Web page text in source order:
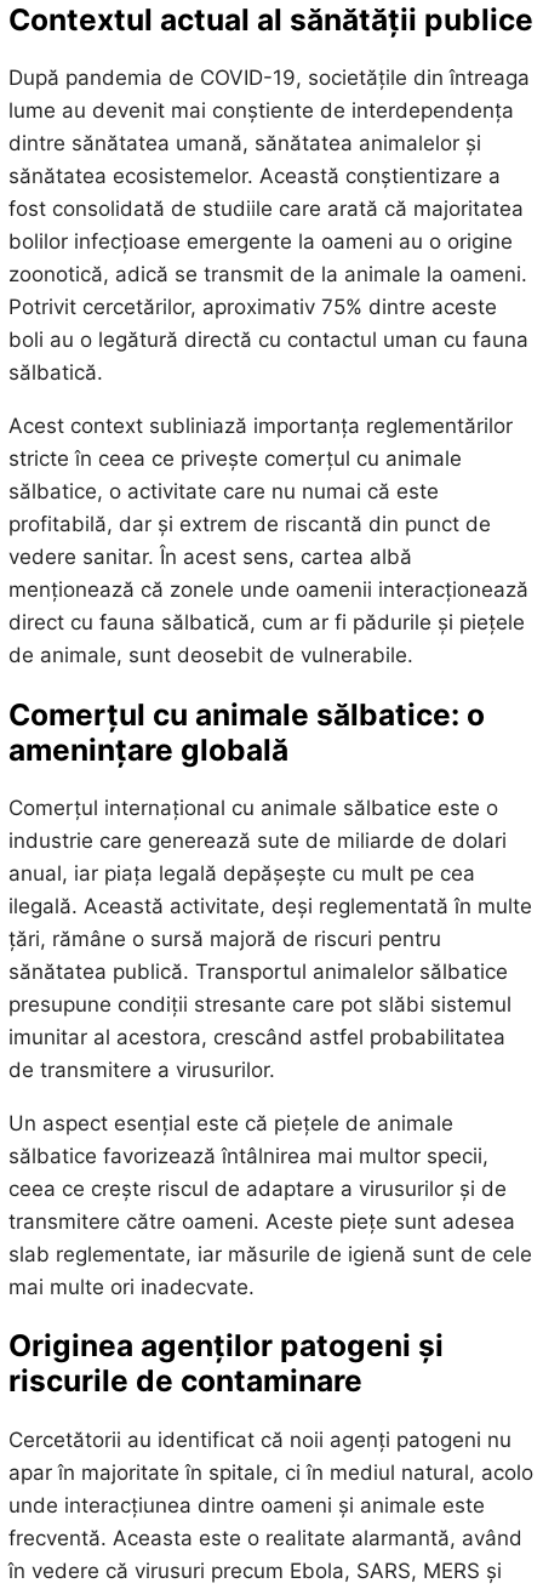
Contextul actual al sănătății publice
După pandemia de COVID-19, societățile din întreaga
lume au devenit mai conștiente de interdependența
dintre sănătatea umană, sănătatea animalelor și
sănătatea ecosistemelor. Această conștientizare a
fost consolidată de studiile care arată că majoritatea
bolilor infecțioase emergente la oameni au o origine
zoonotică, adică se transmit de la animale la oameni.
Potrivit cercetărilor, aproximativ 75% dintre aceste
boli au o legătură directă cu contactul uman cu fauna
sălbatică.
Acest context subliniază importanța reglementărilor
stricte în ceea ce privește comerțul cu animale
sălbatice, o activitate care nu numai că este
profitabilă, dar și extrem de riscantă din punct de
vedere sanitar. În acest sens, cartea albă
menționează că zonele unde oamenii interacționează
direct cu fauna sălbatică, cum ar fi pădurile și piețele
de animale, sunt deosebit de vulnerabile.
Comerțul cu animale sălbatice: o
amenințare globală
Comerțul internațional cu animale sălbatice este o
industrie care generează sute de miliarde de dolari
anual, iar piața legală depășește cu mult pe cea
ilegală. Această activitate, deși reglementată în multe
țări, rămâne o sursă majoră de riscuri pentru
sănătatea publică. Transportul animalelor sălbatice
presupune condiții stresante care pot slăbi sistemul
imunitar al acestora, crescând astfel probabilitatea
de transmitere a virusurilor.
Un aspect esențial este că piețele de animale
sălbatice favorizează întâlnirea mai multor specii,
ceea ce crește riscul de adaptare a virusurilor și de
transmitere către oameni. Aceste piețe sunt adesea
slab reglementate, iar măsurile de igienă sunt de cele
mai multe ori inadecvate.
Originea agenților patogeni și
riscurile de contaminare
Cercetătorii au identificat că noii agenți patogeni nu
apar în majoritate în spitale, ci în mediul natural, acolo
unde interacțiunea dintre oameni și animale este
frecventă. Aceasta este o realitate alarmantă, având
în vedere că virusuri precum Ebola, SARS, MERS și